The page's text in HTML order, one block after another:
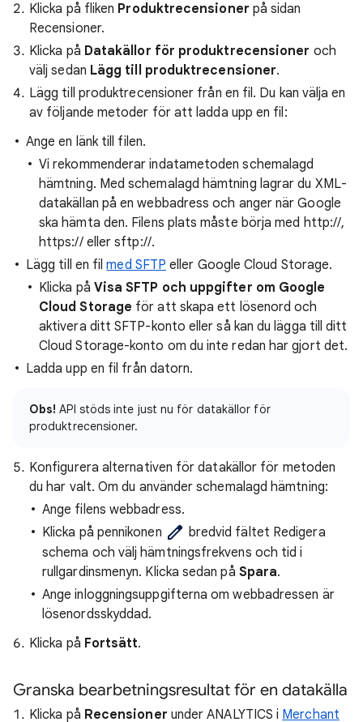
Klicka på fliken Produktrecensioner på sidan
Recensioner.
Klicka på Datakällor för produktrecensioner och
välj sedan Lägg till produktrecensioner.
Lägg till produktrecensioner från en fil. Du kan välja en
av följande metoder för att ladda upp en fil:
Ange en länk till filen.
Vi rekommenderar indatametoden schemalagd
hämtning. Med schemalagd hämtning lagrar du XML-
datakällan på en webbadress och anger när Google
ska hämta den. Filens plats måste börja med http://,
https:// eller sftp://.
Lägg till en filmed SFTP eller Google Cloud Storage.
Klicka på Visa SFTP och uppgifter om Google
Cloud Storage för att skapa ett lösenord och
aktivera ditt SFTP-konto eller så kan du lägga till ditt
Cloud Storage-konto om du inte redan har gjort det.
Ladda upp en fil från datorn.
Obs! API stöds inte just nu för datakällor för
produktrecensioner.
Konfigurera alternativen för datakällor för metoden
du har valt. Om du använder schemalagd hämtning:
Ange filens webbadress.
Klicka på pennikonen
bredvid fältet Redigera
schema och välj hämtningsfrekvens och tid i
rullgardinsmenyn. Klicka sedan på Spara.
Ange inloggningsuppgifterna om webbadressen är
lösenordsskyddad.
Klicka på Fortsätt.
Granska bearbetningsresultat för en datakälla
Klicka på Recensioner under ANALYTICS i Merchant